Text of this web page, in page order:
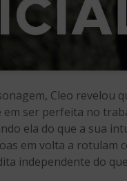
Cleo revelou
ser perfeita no
ela do que a sua
em volta a rotulam
independente do